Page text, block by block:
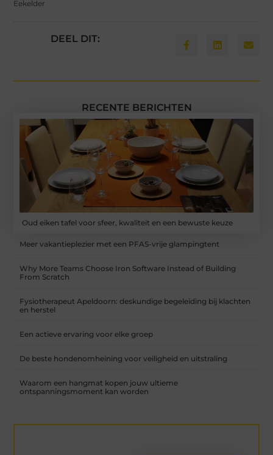
Eekelder
DEEL DIT:
RECENTE BERICHTEN
Oud eiken tafel voor sfeer, kwaliteit en een bewuste keuze
Meer vakantieplezier met een PFAS-vrije glampingtent
Why More Teams Choose Iron Software Instead of Building
From Scratch
Fysiotherapeut Apeldoorn: deskundige begeleiding bij klachten
en herstel
Een actieve ervaring voor elke groep
De beste hondenomheining voor veiligheid en uitstraling
Waarom een hangmat kopen jouw ultieme
ontspanningsmoment kan worden